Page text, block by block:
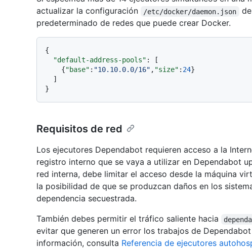
actualizar la configuración
/etc/docker/daemon.json
predeterminado de redes que puede crear Docker.
{
"default-address-pools" :
[
{"base" : "10.10.0.0/16" , "size" : 24}
]
}
Requisitos de red
Los ejecutores Dependabot requieren acceso a la
registro interno que se vaya a utilizar en Dependabot
red interna, debe limitar el acceso desde la máquina
la posibilidad de que se produzcan daños en los
dependencia secuestrada.
También debes permitir el tráfico saliente hacia
evitar que generen un error los trabajos de
información, consulta Referencia de ejecutores